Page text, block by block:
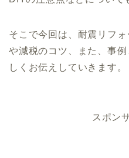
そこで今回は、耐震リフ
や減税のコツ、また、事
しくお伝えしていきます。
スポン